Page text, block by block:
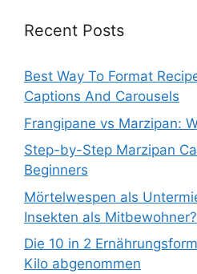
Recent Posts
Best Way To Format
Captions And Carousels
Frangipane vs Marzipan:
Step-by-Step Marzipan
Beginners
Mörtelwespen als
Insekten als Mitbewohner?
Die 10 in 2
Kilo abgenommen